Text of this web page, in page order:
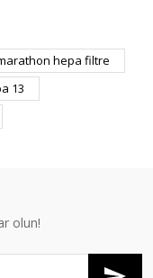
hepa filtre
13
olun!